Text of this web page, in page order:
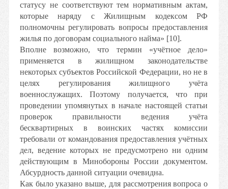
статусу не соответствуют тем нормативным актам,
которые наряду с Жилищным кодексом РФ
полномочны регулировать вопросы предоставления
жилья по договорам социального найма» [10].
Вполне возможно, что термин «учётное дело»
применяется в жилищном законодательстве
некоторых субъектов Российской Федерации, но не в
целях регулирования жилищного учёта
военнослужащих. Поэтому получается, что при
проведении упомянутых в начале настоящей статьи
проверок правильности ведения учёта
бесквартирных в воинских частях комиссии
требовали от командования предоставления учётных
дел, ведение которых не предусмотрено ни одним
действующим в Минобороны России документом.
Абсурдность данной ситуации очевидна.
Как было указано выше, для рассмотрения вопроса о